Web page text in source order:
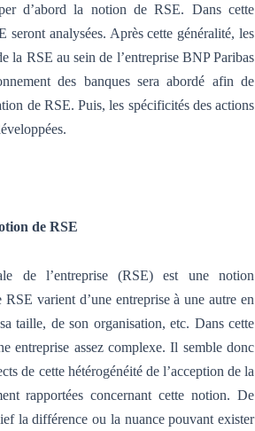
d’abord la notion de RSE. Dans cette
analysées. Après cette généralité, les
la RSE au sein de l’entreprise BNP Paribas
des banques sera abordé afin de
de RSE. Puis, les spécificités des actions
de RSE
de l’entreprise (RSE) est une notion
varient d’une entreprise à une autre en
taille, de son organisation, etc. Dans cette
entreprise assez complexe. Il semble donc
de cette hétérogénéité de l’acception de la
rapportées concernant cette notion. De
la différence ou la nuance pouvant exister